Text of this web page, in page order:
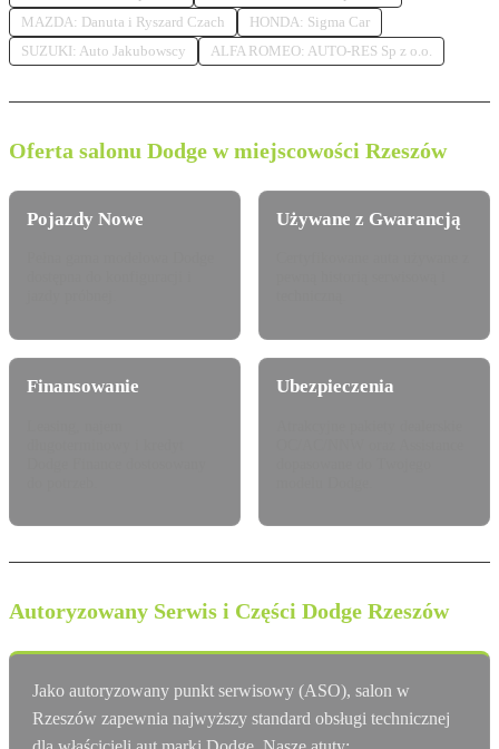
MAZDA: Danuta i Ryszard Czach
HONDA: Sigma Car
SUZUKI: Auto Jakubowscy
ALFA ROMEO: AUTO-RES Sp z o.o.
Oferta salonu Dodge w miejscowości Rzeszów
Pojazdy Nowe Używane z Gwarancją
Finansowanie Ubezpieczenia
Autoryzowany Serwis i Części Dodge Rzeszów
Jako autoryzowany punkt serwisowy (ASO), salon w
Rzeszów zapewnia najwyższy standard obsługi technicznej